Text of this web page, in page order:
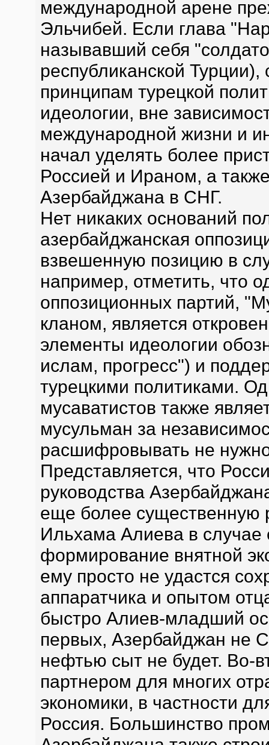
международной арене
Эльчибей. Если глава
называвший себя
республиканской
принципам турецкой
идеологии, вне
международной жизни и
начал уделять более
Россией и Ираном, а
Азербайджана в СНГ.
Нет никаких оснований
азербайджанская
взвешенную позицию в
например, отметить, что
оппозиционных партий,
кланом, является
элементы идеологии
ислам, прогресс") и
турецкими политиками.
мусаватистов также
мусульман за
расшифровывать не
Представляется, что
руководства
еще более существенную
Ильхама Алиева в случае
формирование внятной
ему просто не удастся
аппаратчика и опытом
быстро Алиев-младший
первых, Азербайджан не
нефтью сыт не будет. Во-
партнером для многих
экономики, в частности
Россия. Большинство